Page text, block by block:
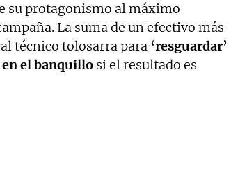
su protagonismo al máximo
La suma de un efectivo más
técnico tolosarra para ‘resguardar’
el banquillo si el resultado es